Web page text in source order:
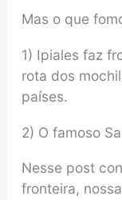
Mas o que
1) Ipiales faz
rota dos
países.
2) O famoso
Nesse post
fronteira,